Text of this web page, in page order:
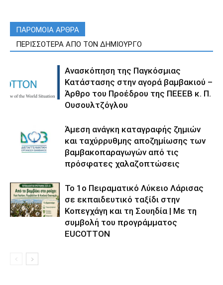
ΠΑΡΟΜΟΙΑ ΑΡΘΡΑ
ΠΕΡΙΣΣΟΤΕΡΑ ΑΠΟ ΤΟΝ ΔΗΜΙΟΥΡΓΟ
Ανασκόπηση της Παγκόσμιας
Κατάστασης στην αγορά βαμβακιού –
Άρθρο του Προέδρου της ΠΕΕΕΒ κ. Π.
Ουσουλτζόγλου
Άμεση ανάγκη καταγραφής ζημιών
και ταχύρρυθμης αποζημίωσης των
βαμβακοπαραγωγών από τις
πρόσφατες χαλαζοπτώσεις
Το 1ο Πειραματικό Λύκειο Λάρισας
σε εκπαιδευτικό ταξίδι στην
Κοπεγχάγη και τη Σουηδία | Με τη
συμβολή του προγράμματος
EUCOTTON